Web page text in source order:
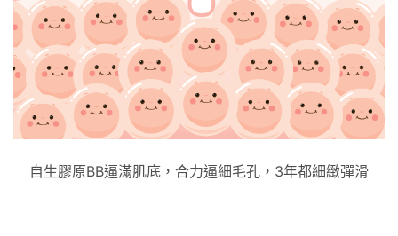
自生膠原BB逼滿肌底，合力逼細毛孔，3年都細緻彈滑